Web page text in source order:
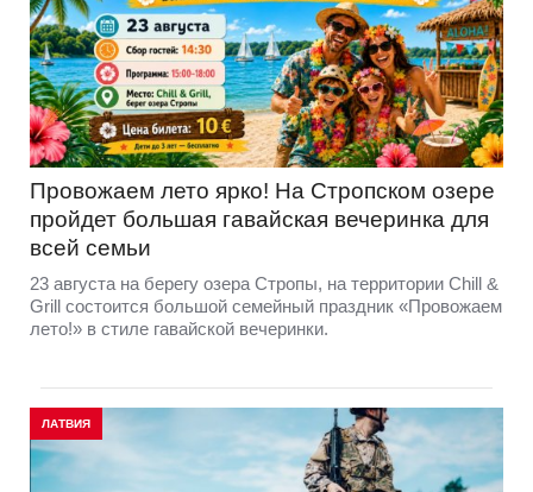
Провожаем лето ярко! На Стропском озере
пройдет большая гавайская вечеринка для
всей семьи
23 августа на берегу озера Стропы, на территории Chill &
Grill состоится большой семейный праздник «Провожаем
лето!» в стиле гавайской вечеринки.
ЛАТВИЯ